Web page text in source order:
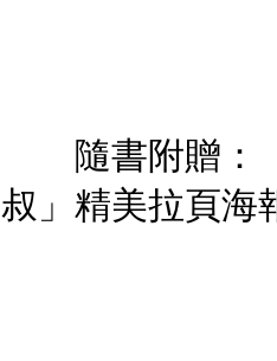
隨書附贈：「
叔」精美拉頁海